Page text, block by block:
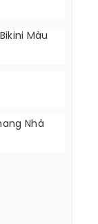
Màu
Nhà